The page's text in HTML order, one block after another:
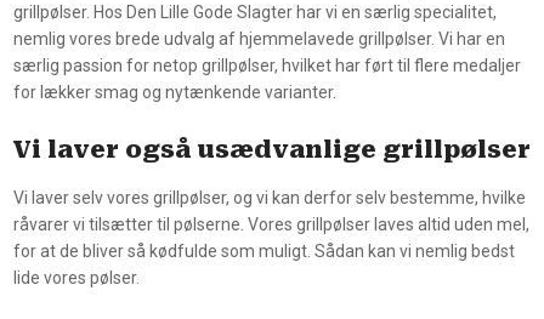
grillpølser. Hos Den Lille Gode Slagter har vi en særlig specialitet,
nemlig vores brede udvalg af hjemmelavede grillpølser. Vi har en
særlig passion for netop grillpølser, hvilket har ført til flere medaljer
for lækker smag og nytænkende varianter.
Vi laver også usædvanlige grillpølser
Vi laver selv vores grillpølser, og vi kan derfor selv bestemme, hvilke
råvarer vi tilsætter til pølserne. Vores grillpølser laves altid uden mel,
for at de bliver så kødfulde som muligt. Sådan kan vi nemlig bedst
lide vores pølser.